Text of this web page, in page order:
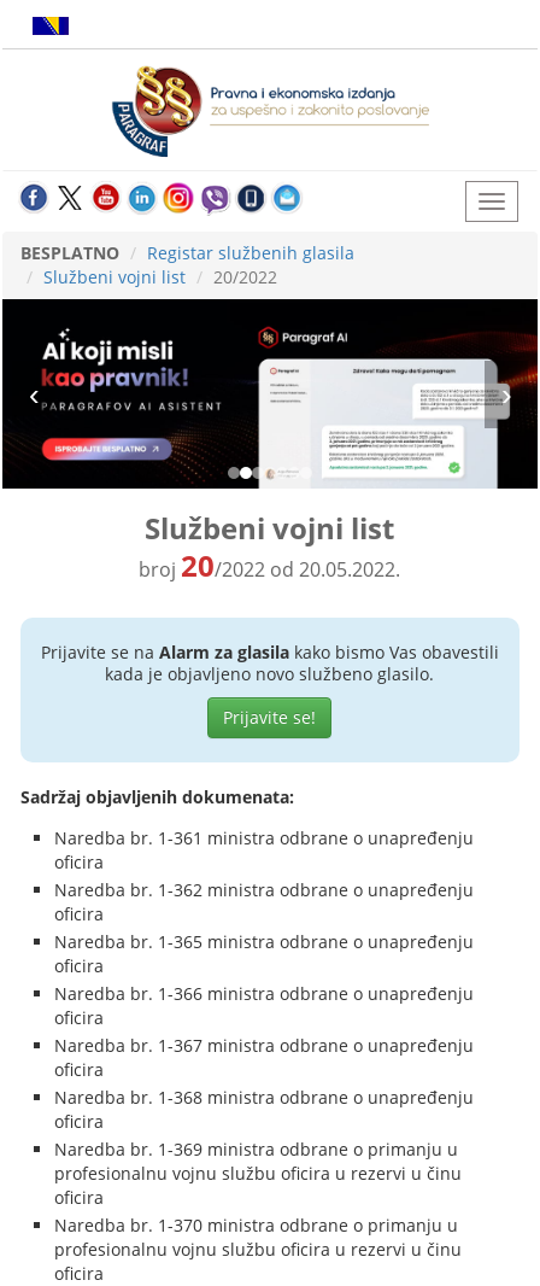
BESPLATNO
Registar službenih glasila
Službeni vojni list
20/2022
Službeni vojni list
broj 20/2022 od 20.05.2022.
Prijavite se na Alarm za glasilakako bismo Vas obavestili
kada je objavljeno novo službeno glasilo.
Prijavite se!
Sadržaj objavljenih dokumenata:
Naredba br. 1-361 ministra odbrane o unapređenju
oficira
Naredba br. 1-362 ministra odbrane o unapređenju
oficira
Naredba br. 1-365 ministra odbrane o unapređenju
oficira
Naredba br. 1-366 ministra odbrane o unapređenju
oficira
Naredba br. 1-367 ministra odbrane o unapređenju
oficira
Naredba br. 1-368 ministra odbrane o unapređenju
oficira
Naredba br. 1-369 ministra odbrane o primanju u
profesionalnu vojnu službu oficira u rezervi u činu
oficira
Naredba br. 1-370 ministra odbrane o primanju u
profesionalnu vojnu službu oficira u rezervi u činu
oficira